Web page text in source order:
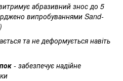
абразивний знос до 5
випробуваннями Sand-
та не деформується навіть
- забезпечує надійне